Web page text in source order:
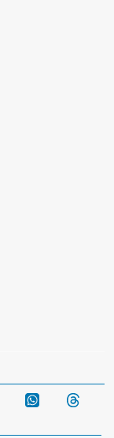
Telegram WhatsApp